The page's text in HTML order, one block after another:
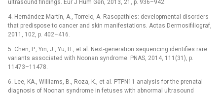
ultrasound findings. Eur J Hum Gen, 2013, 21, p. 936–942.
4. Hernández-Martín, A., Torrelo, A. Rasopathies: developmental disorders
that predispose to cancer and skin manifestations. Actas Dermosifiliograf,
2011, 102, p. 402–416.
5. Chen, P., Yin, J., Yu, H., et al. Next-generation sequencing identifies rare
variants associated with Noonan syndrome. PNAS, 2014, 111(31), p.
11473–11478.
6. Lee, KA., Williams, B., Roza, K., et al. PTPN11 analysis for the prenatal
diagnosis of Noonan syndrome in fetuses with abnormal ultrasound